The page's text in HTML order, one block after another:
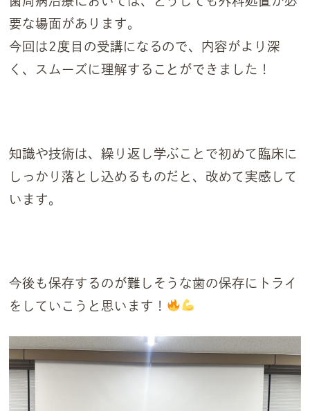
要な場面があります。
今回は2度目の受講になるので、内容がより深
く、スムーズに理解することができました！
知識や技術は、繰り返し学ぶことで初めて臨床に
しっかり落とし込めるものだと、改めて実感して
います。
今後も保存するのが難しそうな歯の保存にトライ
をしていこうと思います！